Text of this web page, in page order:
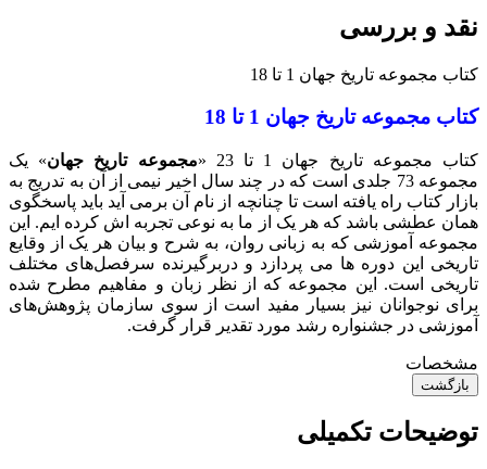
نقد و بررسی
کتاب مجموعه تاریخ جهان 1 تا 18
کتاب مجموعه تاریخ جهان 1 تا 18
کتاب مجموعه تاریخ جهان 1 تا 23 « مجموعه تاریخ جهان» یک
مجموعه 73 جلدی است که در چند سال اخیر نیمی از آن به تدریج به
بازار کتاب راه یافته است تا چنانچه از نام آن برمی آید باید پاسخگوی
همان عطشی باشد که هر یک از ما به نوعی تجربه اش کرده ایم. این
مجموعه آموزشی که به زبانی روان، به شرح و بیان هر یک از وقایع
تاریخی این دوره ها می پردازد و دربرگیرنده سرفصل‌های مختلف
تاریخی است. این مجموعه که از نظر زبان و مفاهیم مطرح شده
برای نوجوانان نیز بسیار مفید است از سوی سازمان پژوهش‌های
آموزشی در جشنواره رشد مورد تقدیر قرار گرفت.
مشخصات
بازگشت
توضیحات تکمیلی